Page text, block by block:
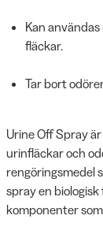
Kan
fläckar.
Tar bort
Urine Off Spray
urinfläckar och
rengöringsmedel
spray en
komponenter